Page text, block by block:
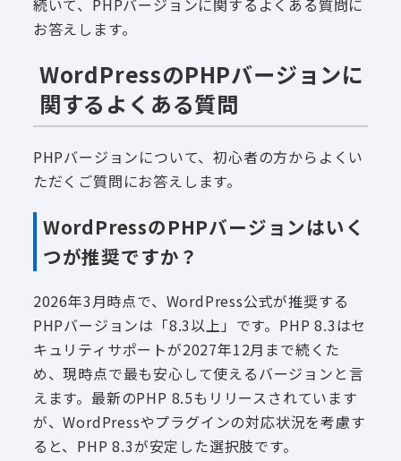
お答えします。
WordPressのPHPバージョンに
関するよくある質問
PHPバージョンについて、初心者の方からよくい
ただくご質問にお答えします。
WordPressのPHPバージョンはいく
つが推奨ですか？
2026年3月時点で、WordPress公式が推奨する
PHPバージョンは「8.3以上」です。PHP 8.3はセ
キュリティサポートが2027年12月まで続くた
め、現時点で最も安心して使えるバージョンと言
えます。最新のPHP 8.5もリリースされています
が、WordPressやプラグインの対応状況を考慮す
ると、PHP 8.3が安定した選択肢です。